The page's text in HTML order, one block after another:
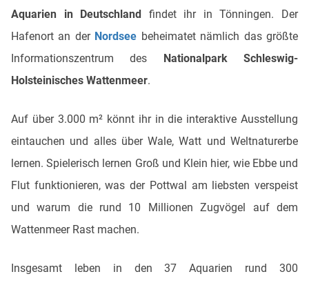
Aquarien in Deutschland
findet ihr in Tönningen. Der
Hafenort an der Nordsee beheimatet nämlich das größte
Informationszentrum des
Nationalpark Schleswig-
Holsteinisches Wattenmeer.
Auf über 3.000 m² könnt ihr in die interaktive Ausstellung
eintauchen und alles über Wale, Watt und Weltnaturerbe
lernen. Spielerisch lernen Groß und Klein hier, wie Ebbe und
Flut funktionieren, was der Pottwal am liebsten verspeist
und warum die rund 10 Millionen Zugvögel auf dem
Wattenmeer Rast machen.
Insgesamt leben in den 37 Aquarien rund 300